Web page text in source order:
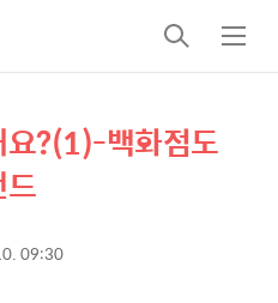
검
색
메
뉴
요?(1)-백화점도
09:30